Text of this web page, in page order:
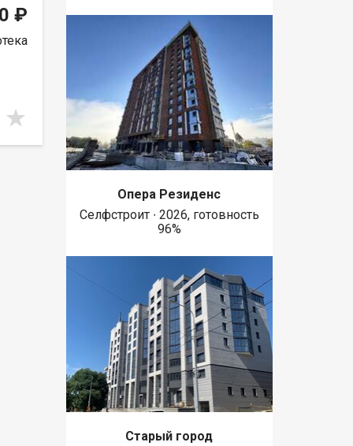
₽
Опера Резиденс
Селфстроит ∙ 2026, готовность
96%
Старый город